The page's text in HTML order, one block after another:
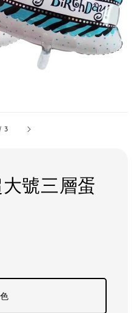
/ 3
號三層蛋